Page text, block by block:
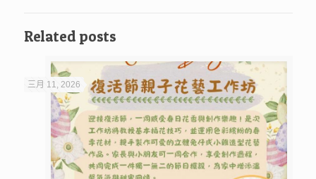
Related posts
三月 11, 2026